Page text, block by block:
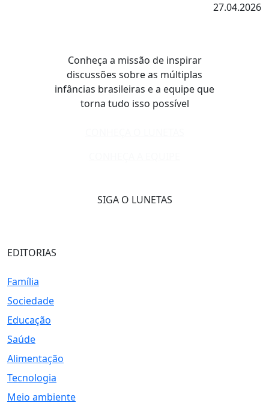
27.04.2026
Conheça a missão de inspirar
discussões sobre as múltiplas
infâncias brasileiras e a equipe que
torna tudo isso possível
SIGA O LUNETAS
EDITORIAS
Família
Sociedade
Educação
Saúde
Alimentação
Tecnologia
Meio ambiente